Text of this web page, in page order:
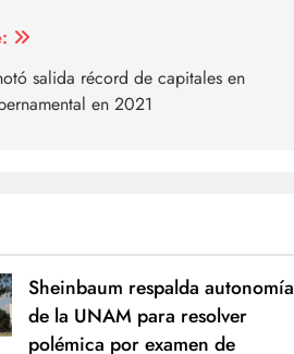
salida récord de capitales en
en 2021
Sheinbaum respalda autonomía
de la UNAM para resolver
polémica por examen de